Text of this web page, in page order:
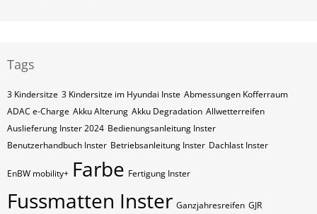
Tags
3 Kindersitze 3 Kindersitze im Hyundai Inste Abmessungen Kofferraum
ADAC e-Charge Akku Alterung Akku Degradation Allwetterreifen
Auslieferung Inster 2024 Bedienungsanleitung Inster
Benutzerhandbuch Inster Betriebsanleitung Inster Dachlast Inster
EnBW mobility+ Farbe Fertigung Inster
Fussmatten Inster Ganzjahresreifen GJR